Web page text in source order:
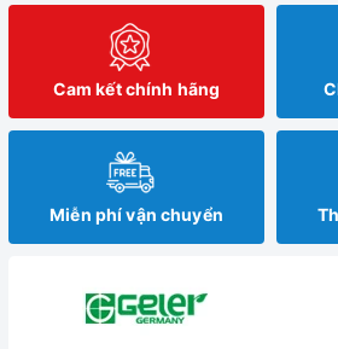
Cam kết chính hãng
Miễn phí vận chuyển